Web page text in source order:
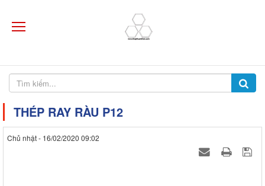
THÉP RAY RÀU P12
Chủ nhật - 16/02/2020 09:02